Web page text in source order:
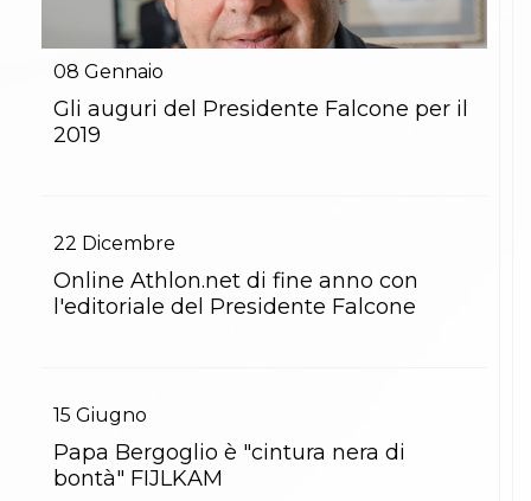
08 Gennaio
Gli auguri del Presidente Falcone per il
2019
22 Dicembre
Online Athlon.net di fine anno con
l'editoriale del Presidente Falcone
15 Giugno
Papa Bergoglio è "cintura nera di
bontà" FIJLKAM